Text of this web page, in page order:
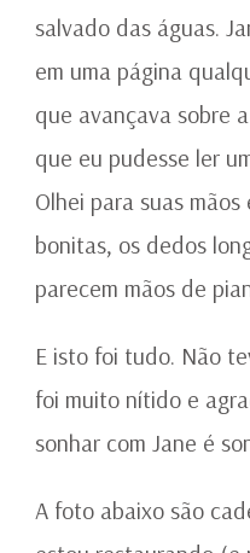
salvado das águas.
em uma página
que avançava sobre
que eu pudesse ler
Olhei para suas
bonitas, os dedos
parecem mãos de
E isto foi tudo. Não
foi muito nítido e
sonhar com Jane é
A foto abaixo são